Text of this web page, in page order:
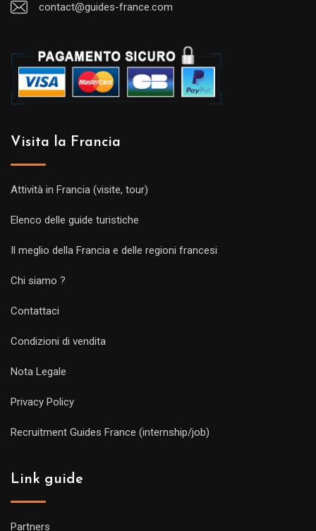
contact@guides-france.com
Visita la Francia
Attività in Francia (visite, tour)
Elenco delle guide turistiche
Il meglio della Francia e delle regioni francesi
Chi siamo ?
Contattaci
Condizioni di vendita
Nota Legale
Privacy Policy
Recruitment Guides France (internship/job)
Link guide
Partners